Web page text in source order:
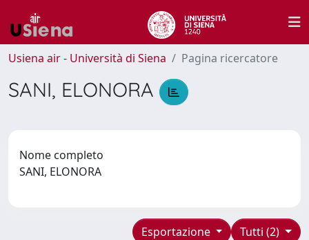
Usiena air - Università di Siena Pagina ricercatore
SANI, ELONORA
Nome completo
SANI, ELONORA
Tutti (2)
Esportazione